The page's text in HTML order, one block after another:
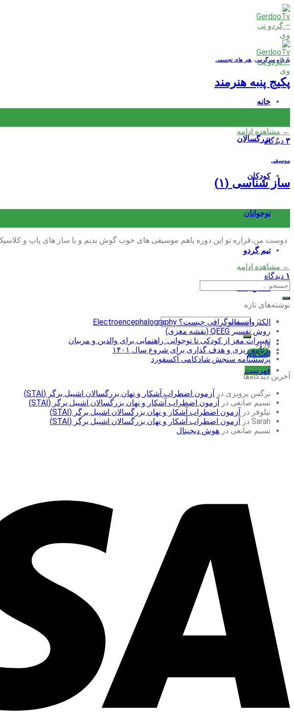
Skip
to
content
خانه
بزرگسالان
کودکان
نوجوانان
تیم گردو
تماس با ما
جستجو
برای:
ورود
ثبت نام
فهرست
بازی و سرگرمی، هنر های تجسمی
پکیج پنبه هنرمند
← مشاهده ادامه
۳ دیدگاه
موسیقی
ساز شناسی (۱)
دوست من،قراره تو این دوره باهم موسیقی های خوب گوش بدیم و با ساز های پاپ و
← مشاهده ادامه
۱ دیدگاه
نوشته‌های تازه
الکتروانسفالوگرافی چیست؟ Electroencephalography
روش تفسیر QEEG (نقشه مغزی)
تغییرات مغز از کودکی تا نوجوانی: راهنمایی برای والدین و مربیان
برنامه ریزی و هدف گذاری برای شروع سال ۱۴۰۱
پرسشنامه سنجش شادکامی آکسفورد
آخرین دیدگاه‌ها
نرگس پرویزی در آزمون اضطراب آشکار و نهان بزرگسالان اشپیل برگر (STAI)
نسیم صانعی در آزمون اضطراب آشکار و نهان بزرگسالان اشپیل برگر (STAI)
نیلوفر در آزمون اضطراب آشکار و نهان بزرگسالان اشپیل برگر (STAI)
Sarah در آزمون اضطراب آشکار و نهان بزرگسالان اشپیل برگر (STAI)
نسیم صانعی در هوش دیجیتال